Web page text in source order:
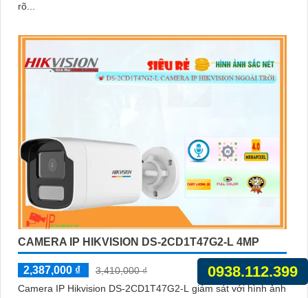
rõ...
CAMERA IP HIKVISION DS-2CD1T47G2-L 4MP
2,387,000 ₫
3,410,000 ₫
Camera IP Hikvision DS-2CD1T47G2-L giám sát với hình ảnh
0938.112.399